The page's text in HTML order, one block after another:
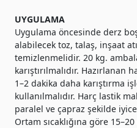
UYGULAMA
Uygulama öncesinde derz
alabilecek toz, talaş, inşaat
temizlenmelidir. 20 kg.
karıştırılmalıdır.
1–2 dakika daha karıştırma
kullanılmalıdır. Harç lastik
paralel ve çapraz şekilde
Ortam sıcaklığına göre